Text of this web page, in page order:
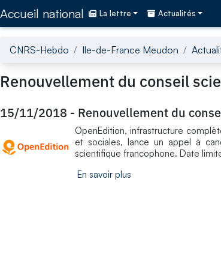
Accueil national La lettre Actualités
CNRS-Hebdo Ile-de-France Meudon
Renouvellement du conseil
15/11/2018 - Renouvellement du
OpenEdition, infrastructure
et sociales, lance un appel à
scientifique francophone. Date
En savoir plus